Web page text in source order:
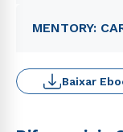
MENTORY:
Baixar